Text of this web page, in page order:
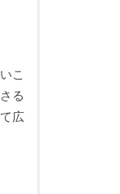
こ
る
広